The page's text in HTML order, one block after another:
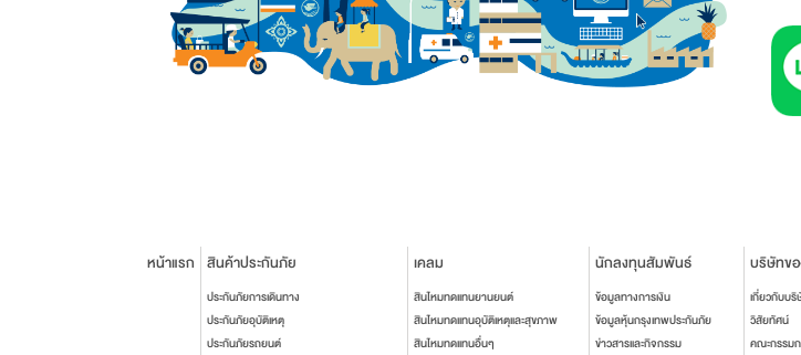
หน้าแรก สินค้าประกันภัย
ประกันภัยการเดินทาง
ประกันภัยอุบัติเหตุ
ประกันภัยรถยนต์
เคลม
สินไหมทดแทนยานยนต์
สินไหมทดแทนอุบัติเหตุและสุขภาพ
สินไหมทดแทนอื่นๆ
นักลงทุนสัมพันธ์
ข้อมูลทางการเงิน
ข้อมูลหุ้นกรุงเทพประกันภัย
ข่าวสารและกิจกรรม
บริษัทขอ
เกี่ยวกับบ
วิสัยทัศน์
คณะกรรม